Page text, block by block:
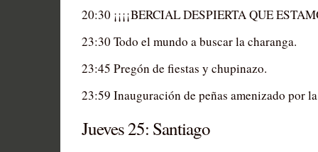
20:30 ¡¡¡¡BERCIAL DESPIERTA QUE
23:30 Todo el mundo a buscar la charanga.
23:45 Pregón de fiestas y chupinazo.
23:59 Inauguración de peñas amenizado por
Jueves 25: Santiago